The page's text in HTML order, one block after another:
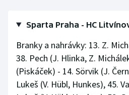
Sparta Praha - HC
Branky a nahrávky: 13. Z.
38. Pech (J. Hlinka, Z.
(Piskáček) - 14. Sörvik (J.
Lukeš (V. Hübl, Hunkes), 45.